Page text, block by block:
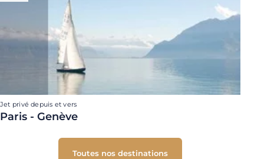
Jet privé depuis et vers
Paris - Genève
Toutes nos destinations